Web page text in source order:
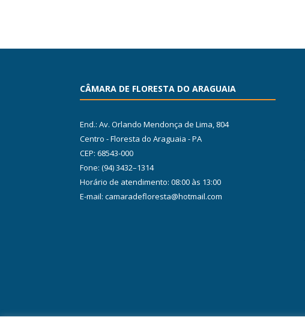
CÂMARA DE FLORESTA DO ARAGUAIA
End.: Av. Orlando Mendonça de Lima, 804
Centro - Floresta do Araguaia - PA
CEP: 68543-000
Fone: (94) 3432–1314
Horário de atendimento: 08:00 às 13:00
E-mail: camaradefloresta@hotmail.com